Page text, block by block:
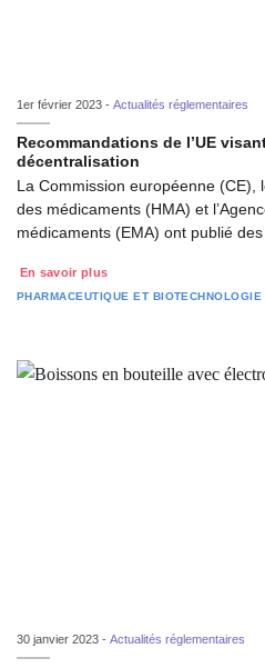
1er février 2023 - Actualités réglementaires
Recommandations de l’UE
décentralisation
La Commission européenne
des médicaments (HMA) et
médicaments (EMA) ont publié
En savoir plus
PHARMACEUTIQUE ET BIOTECHNOLOGIE
30 janvier 2023 - Actualités réglementaires